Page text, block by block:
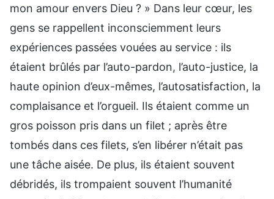
mon amour envers Dieu ? » Dans leur cœur, les
gens se rappellent inconsciemment leurs
expériences passées vouées au service : ils
étaient brûlés par l’auto-pardon, l’auto-justice, la
haute opinion d’eux-mêmes, l’autosatisfaction, la
complaisance et l’orgueil. Ils étaient comme un
gros poisson pris dans un filet ; après être
tombés dans ces filets, s’en libérer n’était pas
une tâche aisée. De plus, ils étaient souvent
débridés, ils trompaient souvent l’humanité